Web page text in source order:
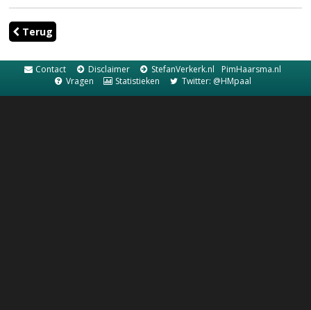
Terug
Contact Disclaimer StefanVerkerk.nl
PimHaarsma.nl
Vragen
Statistieken Twitter: @HMpaal